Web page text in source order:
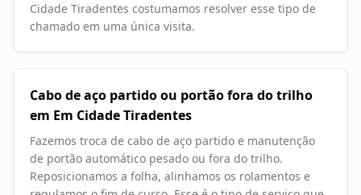
Cidade Tiradentes costumamos resolver esse tipo de
chamado em uma única visita.
Cabo de aço partido ou portão fora do trilho
em Em Cidade Tiradentes
Fazemos troca de cabo de aço partido e manutenção
de portão automático pesado ou fora do trilho.
Reposicionamos a folha, alinhamos os rolamentos e